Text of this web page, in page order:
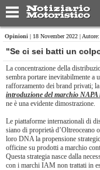
Opinioni | 18 November 2022 |
"Se ci sei batti un
La concentrazione della
sembra portare inevitabilmente a
rafforzamento dei brand privati;
introduzione del marchio NAPA
ne è una evidente dimostrazione.
Le piattaforme internazionali di
siano di proprietà d’Oltreoceano
loro DNA la propensione
officine su prodotti a marchio
Questa strategia nasce dalla
con i marchi IAM non trattati in